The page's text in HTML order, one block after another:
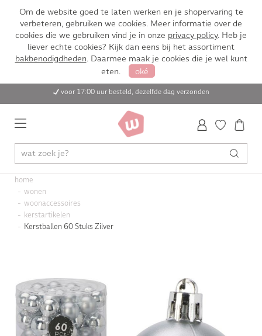
Om de website goed te laten werken en je shopervaring te
verbeteren, gebruiken we cookies. Meer informatie over de
cookies die we gebruiken vind je in onze privacy policy. Heb je
liever echte cookies? Kijk dan eens bij het assortiment
bakbenodigdheden. Daarmee maak je cookies die je wel kunt
eten.
oké
voor 17:00 uur besteld, dezelfde dag verzonden
home
wonen
woonaccessoires
kerstartikelen
Kerstballen 60 Stuks Zilver